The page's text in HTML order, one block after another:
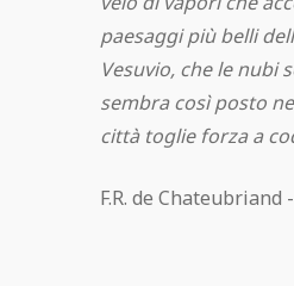
paesaggi più belli
Vesuvio, che le nubi
sembra così posto
città toglie forza a
F.R. de